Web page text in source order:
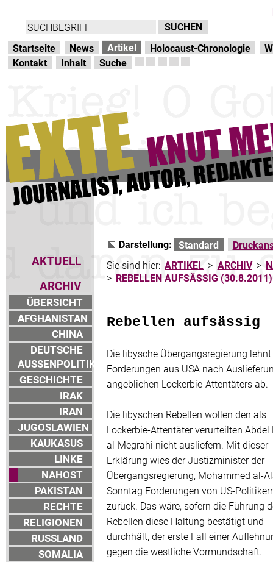
Startseite News Artikel Holocaust-Chronologie
Kontakt
Inhalt Suche
AKTUELL
ARCHIV
ÜBERSICHT
AFGHANISTAN
CHINA
DEUTSCHE
AUSSENPOLITIK
GESCHICHTE
IRAK
IRAN
JUGOSLAWIEN
KAUKASUS
LINKE
NAHOST
PAKISTAN
RECHTE
RELIGIONEN
RUSSLAND
SOMALIA
Darstellung: Standard
Sie sind hier: ARTIKEL > ARCHIV >
> REBELLEN AUFSÄSSIG (30.8.2011)
Rebellen aufsässig
Die libysche Übergangsregierung lehnt
Forderungen aus USA nach
angeblichen Lockerbie-Attentäters ab.
Die libyschen Rebellen wollen den als
Lockerbie-Attentäter verurteilten Abdel
al-Megrahi nicht ausliefern. Mit dieser
Erklärung wies der Justizminister der
Übergangsregierung, Mohammed al-
Sonntag Forderungen von US-
zurück. Das wäre, sofern die Führung
Rebellen diese Haltung bestätigt und
durchhält, der erste Fall einer
gegen die westliche Vormundschaft.